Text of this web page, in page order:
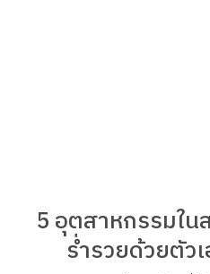
5 อุตสาหกรรมใ
ร่ำรวยด้วยตัว